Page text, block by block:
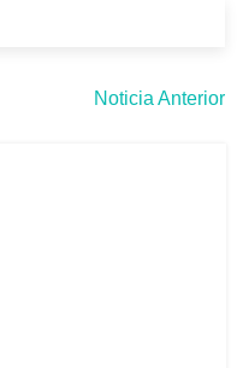
Noticia Anterior